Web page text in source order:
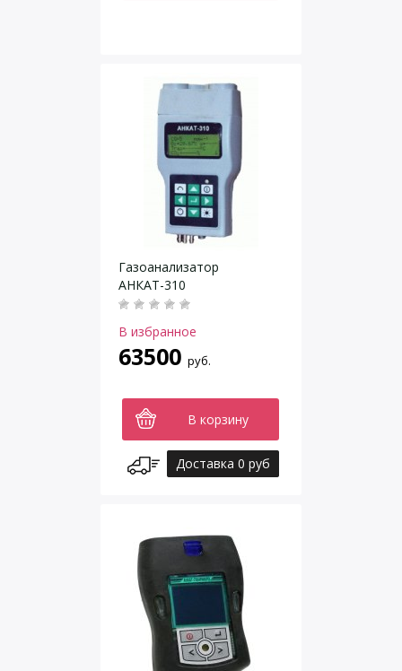
Газоанализатор
АНКАТ-310
В избранное
63500 руб.
В корзину
Доставка 0 руб